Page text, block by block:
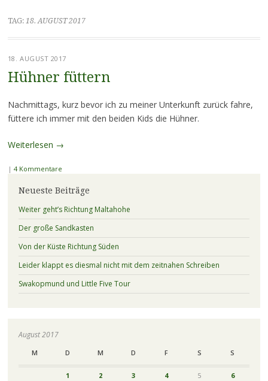
TAG: 18. AUGUST 2017
18. AUGUST 2017
Hühner füttern
Nachmittags, kurz bevor ich zu meiner Unterkunft zurück fahre,
füttere ich immer mit den beiden Kids die Hühner.
Weiterlesen →
| 4 Kommentare
Neueste Beiträge
Weiter geht’s Richtung Maltahohe
Der große Sandkasten
Von der Küste Richtung Süden
Leider klappt es diesmal nicht mit dem zeitnahen Schreiben
Swakopmund und Little Five Tour
August 2017
M D M D F S S
1 2 3 4 5 6